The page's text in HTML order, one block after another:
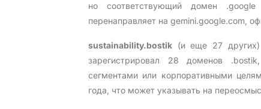
но соответствующий домен
перенаправляет на gemini.google.com,
sustainability.bostik (и еще 27
зарегистрировал 28 доменов
сегментами или корпоративными
года, что может указывать на